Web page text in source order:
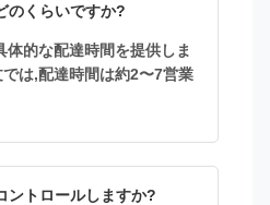
のくらいですか?
的な配達時間を提供しま
は,配達時間は約2〜7営業
ントロールしますか?